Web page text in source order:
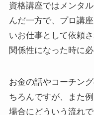
資格講座ではメンタ
んだ一方で、プロ講
いお仕事として依頼
関係性になった時に
お金の話やコーチン
ちろんですが、また
場合にどういう流れ